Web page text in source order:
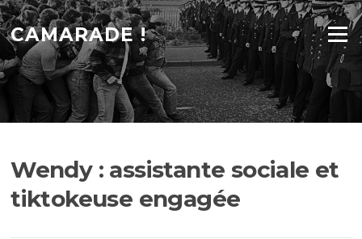
Skip
to
content
CAMARADE ! Menu
Wendy : assistante sociale et
tiktokeuse engagée